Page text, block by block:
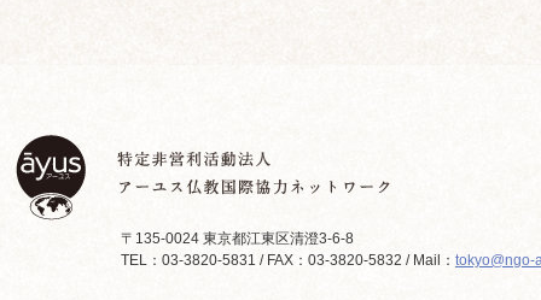
〒135-0024 東京都江東区清澄3-6-8
TEL：03-3820-5831 / FAX：03-3820-5832 / Mail： tokyo@ngo-